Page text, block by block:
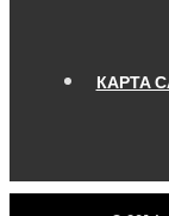
КАРТА